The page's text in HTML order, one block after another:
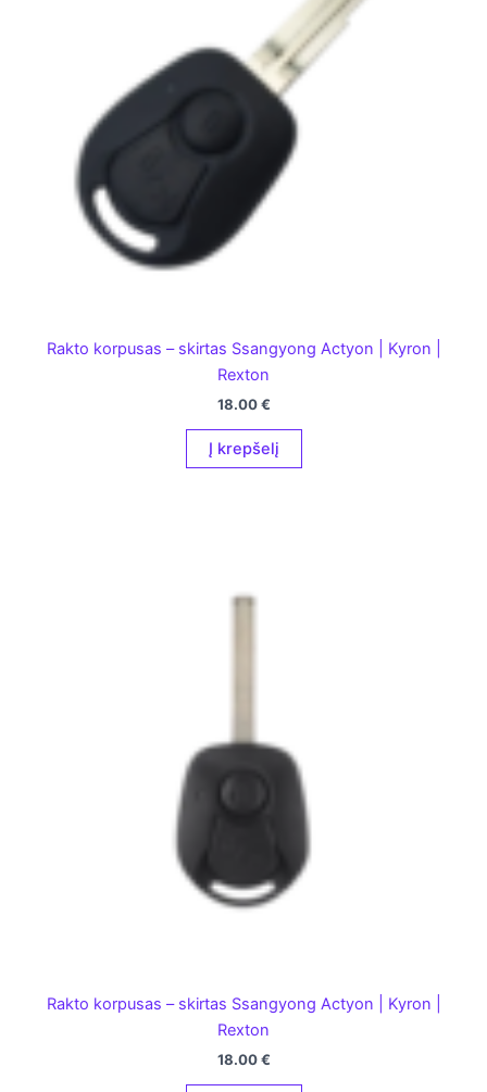
Rakto korpusas – skirtas Ssangyong Actyon | Kyron |
Rexton
18.00€
Į krepšelį
Rakto korpusas – skirtas Ssangyong Actyon | Kyron |
Rexton
18.00€